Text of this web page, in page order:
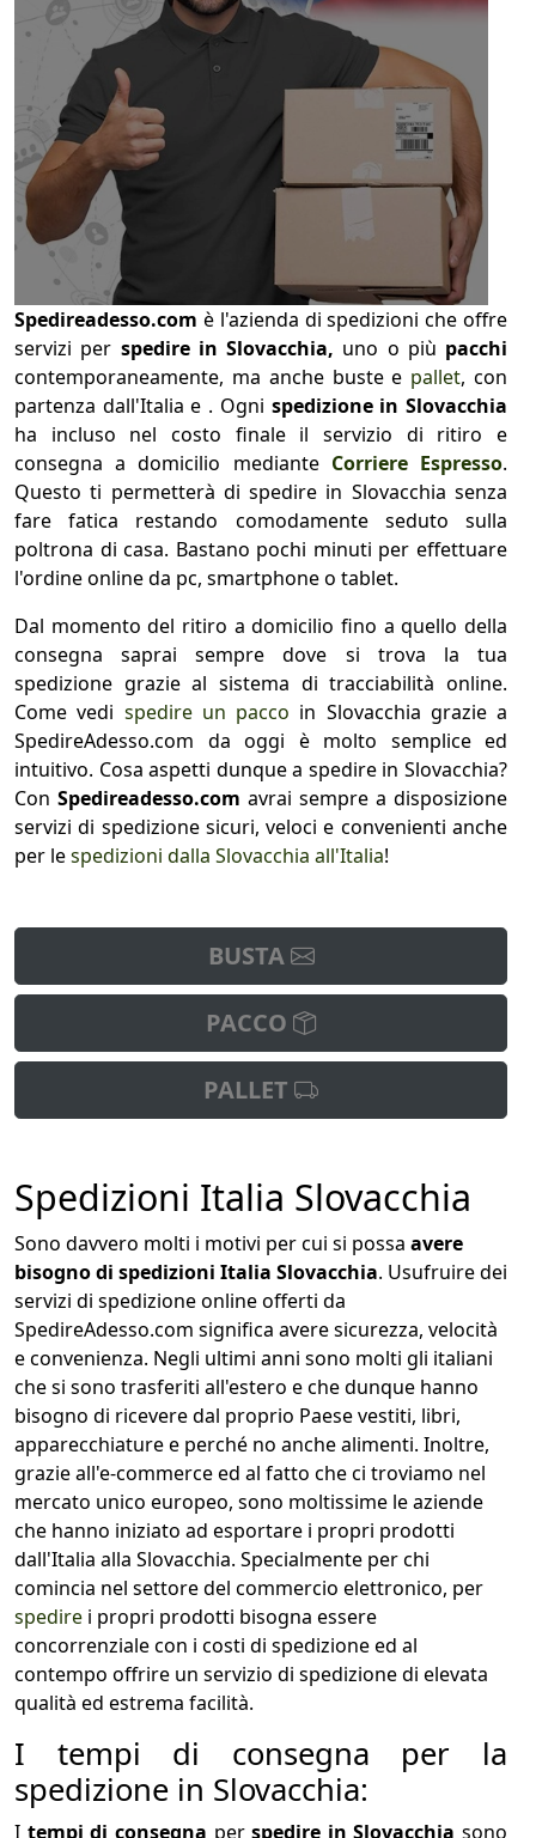
Spedireadesso.com è l'azienda di spedizioni che offre
servizi per spedire in Slovacchia, uno o più pacchi
contemporaneamente, ma anche buste e pallet, con
partenza dall'Italia e . Ogni spedizione in Slovacchia
ha incluso nel costo finale il servizio di ritiro e
consegna a domicilio mediante Corriere Espresso.
Questo ti permetterà di spedire in Slovacchia senza
fare fatica restando comodamente seduto sulla
poltrona di casa. Bastano pochi minuti per effettuare
l'ordine online da pc, smartphone o tablet.
Dal momento del ritiro a domicilio fino a quello della
consegna saprai sempre dove si trova la tua
spedizione grazie al sistema di tracciabilità online.
Come vedi spedire un pacco in Slovacchia grazie a
SpedireAdesso.com da oggi è molto semplice ed
intuitivo. Cosa aspetti dunque a spedire in Slovacchia?
Con Spedireadesso.com avrai sempre a disposizione
servizi di spedizione sicuri, veloci e convenienti anche
per lespedizioni dalla Slovacchia all'Italia!
BUSTA
PACCO
PALLET
Spedizioni Italia Slovacchia
Sono davvero molti i motivi per cui si possa avere
bisogno di spedizioni Italia Slovacchia. Usufruire dei
servizi di spedizione online offerti da
SpedireAdesso.com significa avere sicurezza, velocità
e convenienza. Negli ultimi anni sono molti gli italiani
che si sono trasferiti all'estero e che dunque hanno
bisogno di ricevere dal proprio Paese vestiti, libri,
apparecchiature e perché no anche alimenti. Inoltre,
grazie all'e-commerce ed al fatto che ci troviamo nel
mercato unico europeo, sono moltissime le aziende
che hanno iniziato ad esportare i propri prodotti
dall'Italia alla Slovacchia. Specialmente per chi
comincia nel settore del commercio elettronico, per
spedire i propri prodotti bisogna essere
concorrenziale con i costi di spedizione ed al
contempo offrire un servizio di spedizione di elevata
qualità ed estrema facilità.
I tempi di consegna per la
spedizione in Slovacchia:
I tempi di consegna perspedire in Slovacchia sono